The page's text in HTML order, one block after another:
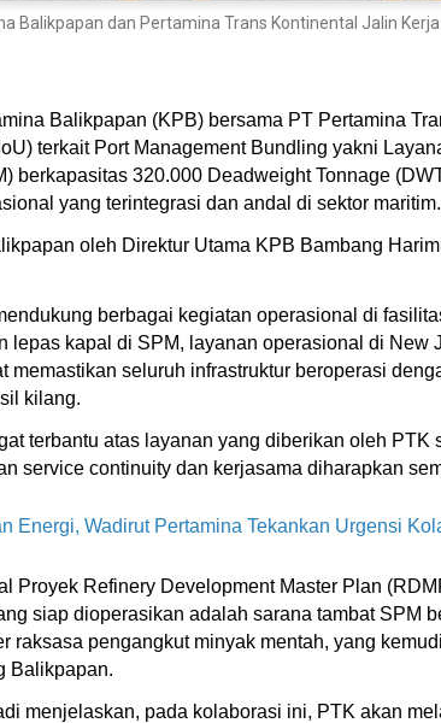
Balikpapan dan Pertamina Trans Kontinental Jalin
Balikpapan (KPB) bersama PT Pertamina
terkait Port Management Bundling yakni
berkapasitas 320.000 Deadweight Tonnage
yang terintegrasi dan andal di sektor maritim.
oleh Direktur Utama KPB Bambang
berbagai kegiatan operasional di
lepas kapal di SPM, layanan operasional di
memastikan seluruh infrastruktur beroperasi
kilang.
terbantu atas layanan yang diberikan oleh
service continuity dan kerjasama diharapkan
Energi, Wadirut Pertamina Tekankan Urgensi
Proyek Refinery Development Master Plan
siap dioperasikan adalah sarana tambat
raksasa pengangkut minyak mentah, yang
Balikpapan.
menjelaskan, pada kolaborasi ini, PTK akan